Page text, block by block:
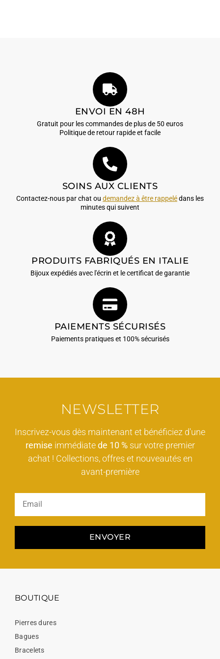
ENVOI EN 48H
Gratuit pour les commandes de plus de 50 euros
Politique de retour rapide et facile
SOINS AUX CLIENTS
Contactez-nous par chat ou demandez à être rappelédans les
minutes qui suivent
PRODUITS FABRIQUÉS EN ITALIE
Bijoux expédiés avec l'écrin et le certificat de garantie
PAIEMENTS SÉCURISÉS
Paiements pratiques et 100% sécurisés
NEWSLETTER
Inscrivez-vous dès maintenant et bénéficiez d'une
remise immédiatede 10 %sur votre premier
achat ! Collections, offres et nouveautés en
avant-première
ENVOYER
BOUTIQUE
Pierres dures
Bagues
Bracelets